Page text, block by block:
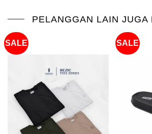
PELANGGAN LAIN JUGA
SALE SALE